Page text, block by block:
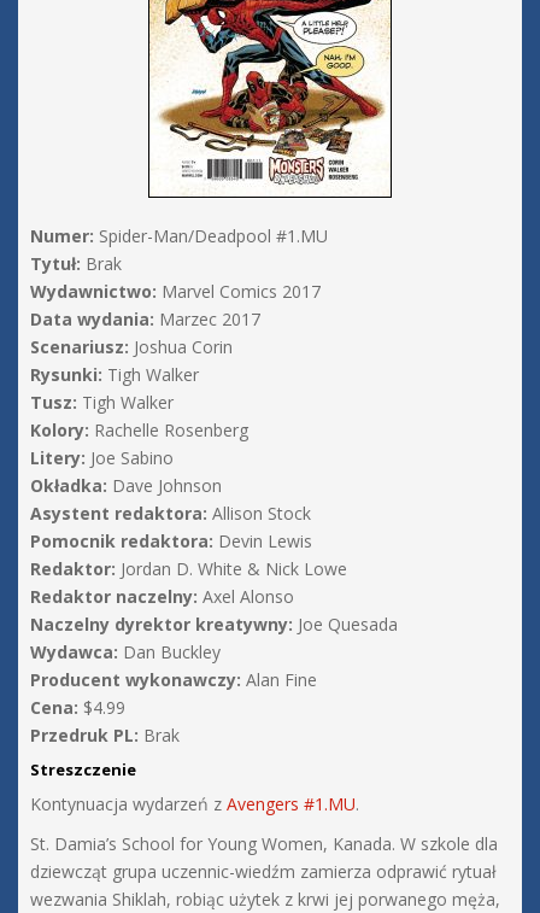
Numer: Spider-Man/Deadpool #1.MU
Tytuł: Brak
Wydawnictwo: Marvel Comics 2017
Data wydania: Marzec 2017
Scenariusz: Joshua Corin
Rysunki: Tigh Walker
Tusz: Tigh Walker
Kolory: Rachelle Rosenberg
Litery: Joe Sabino
Okładka: Dave Johnson
Asystent redaktora: Allison Stock
Pomocnik redaktora: Devin Lewis
Redaktor: Jordan D. White & Nick Lowe
Redaktor naczelny: Axel Alonso
Naczelny dyrektor kreatywny: Joe Quesada
Wydawca: Dan Buckley
Producent wykonawczy: Alan Fine
Cena: $4.99
Przedruk PL: Brak
Streszczenie
Kontynuacja wydarzeń z Avengers #1.MU.
St. Damia’s School for Young Women, Kanada. W szkole dla
dziewcząt grupa uczennic-wiedźm zamierza odprawić rytuał
wezwania Shiklah, robiąc użytek z krwi jej porwanego męża,